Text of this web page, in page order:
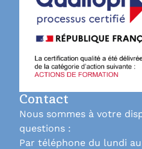
Contact
Nous sommes à votre
questions :
Par téléphone du lundi